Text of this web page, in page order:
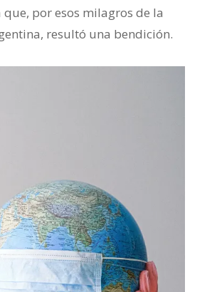
por esos milagros de la
resultó una bendición.